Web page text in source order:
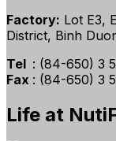
Factory: Lot E3,
District, Binh
Tel : (84-650) 3
Fax : (84-650) 3
Life at